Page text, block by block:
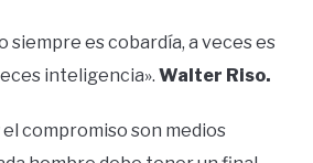
siempre es cobardía, a veces es
inteligencia». Walter Riso.
el compromiso son medios